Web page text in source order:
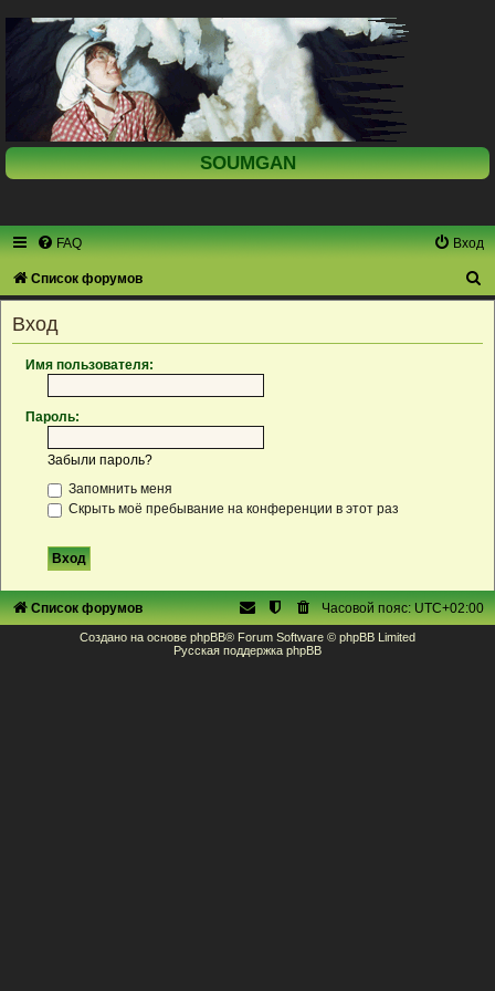
SOUMGAN
FAQ Вход
Список форумов
Вход
Имя пользователя:
Пароль:
Забыли пароль?
Запомнить меня
Скрыть моё пребывание на конференции в этот раз
Список форумов Часовой пояс:UTC+02:00
Создано на основе phpBB® Forum Software © phpBB Limited
Русская поддержка phpBB